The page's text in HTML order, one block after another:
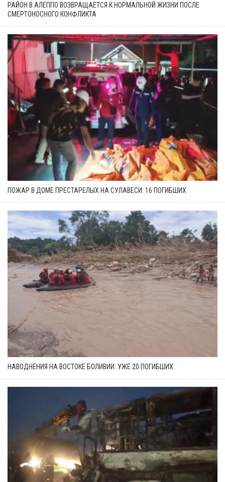
РАЙОН В АЛЕППО ВОЗВРАЩАЕТСЯ К НОРМАЛЬНОЙ ЖИЗНИ ПОСЛЕ
СМЕРТОНОСНОГО КОНФЛИКТА
ПОЖАР В ДОМЕ ПРЕСТАРЕЛЫХ НА СУЛАВЕСИ: 16 ПОГИБШИХ
НАВОДНЕНИЯ НА ВОСТОКЕ БОЛИВИИ: УЖЕ 20 ПОГИБШИХ